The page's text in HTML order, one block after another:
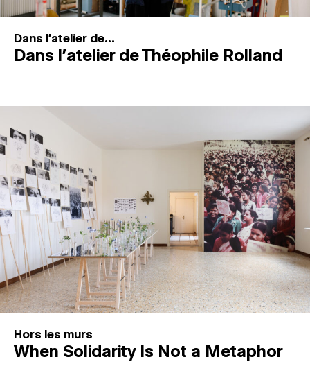
Dans l'atelier de...
Dans l’atelier de Théophile Rolland
Hors les murs
When Solidarity Is Not a Metaphor